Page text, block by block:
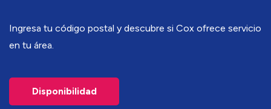
Ingresa tu código postal y descubre si Cox ofrece servicio
en tu área.
Disponibilidad